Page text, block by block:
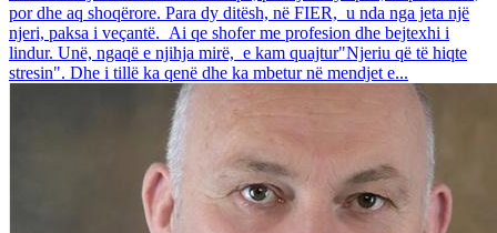
por dhe aq shoqërore. Para dy ditësh, në FIER, u nda nga jeta një
njeri, paksa i veçantë. Ai qe shofer me profesion dhe bejtexhi i
lindur. Unë, ngaqë e njihja mirë, e kam quajtur"Njeriu që të hiqte
stresin". Dhe i tillë ka qenë dhe ka mbetur në mendjet e...